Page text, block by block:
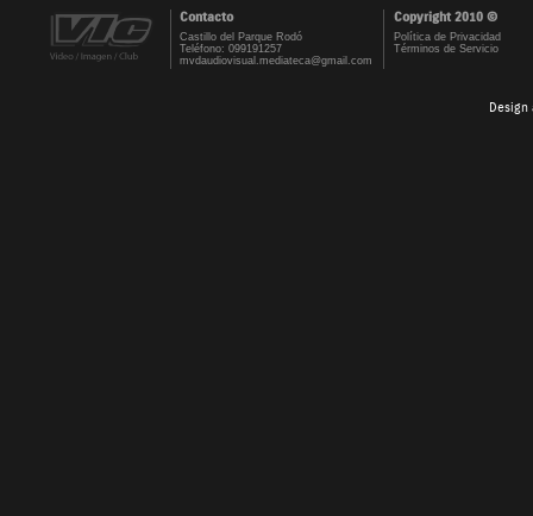
Contacto Copyright 2010 ©
Castillo del Parque Rodó
Teléfono: 099191257
mvdaudiovisual.mediateca@gmail.com
Política de Privacidad
Términos de Servicio